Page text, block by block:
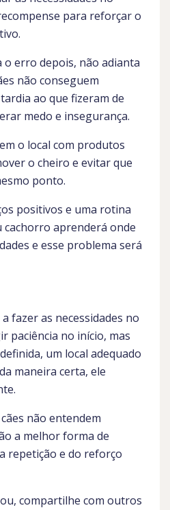
para reforçar o
o erro depois, não adianta
não conseguem
ao que fizeram de
medo e insegurança.
o local com produtos
o cheiro e evitar que
ponto.
positivos e uma rotina
aprenderá onde
e esse problema será
fazer as necessidades no
paciência no início, mas
um local adequado
maneira certa, ele
não entendem
a melhor forma de
repetição e do reforço
compartilhe com outros